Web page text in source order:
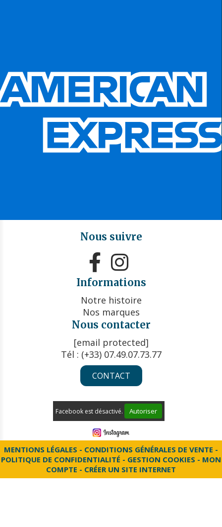
Nous suivre
 
Informations
Notre histoire
Nos marques
Nous contacter
[email protected]
Tél : (+33) 07.49.07.73.77
CONTACT
Facebook est désactivé. Autoriser
MENTIONS LÉGALES
CONDITIONS GÉNÉRALES DE VENTE
POLITIQUE DE CONFIDENTIALITÉ
GESTION COOKIES
MON
COMPTE
CRÉER UN SITE INTERNET